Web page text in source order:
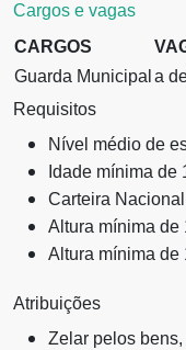
Cargos e vagas
CARGOS
Guarda Municipal a
Requisitos
Nível médio de
Idade mínima de
Carteira
Altura mínima de
Altura mínima de
Atribuições
Zelar pelos